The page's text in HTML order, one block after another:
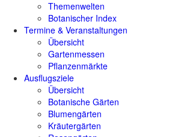
Themenwelten
Botanischer Index
Termine & Veranstaltungen
Übersicht
Gartenmessen
Pflanzenmärkte
Ausflugsziele
Übersicht
Botanische Gärten
Blumengärten
Kräutergärten